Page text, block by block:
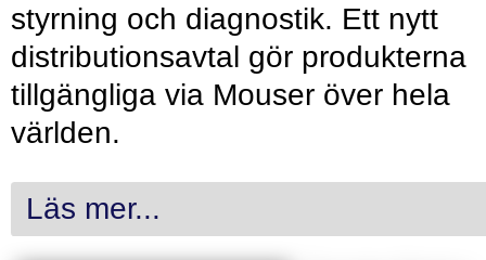
styrning och diagnostik. Ett nytt
distributionsavtal gör produkterna
tillgängliga via Mouser över hela
världen.
Läs mer...